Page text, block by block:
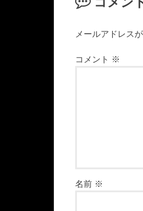
メールアドレス
コメント ※
名前 ※